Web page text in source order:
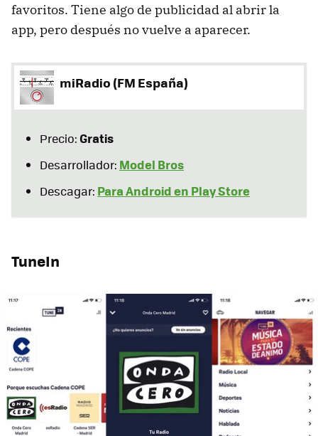
favoritos. Tiene algo de publicidad al abrir la
app, pero después no vuelve a aparecer.
miRadio (FM España)
Precio:Gratis
Desarrollador: Model Bros
Descagar: Para Android en Play Store
TuneIn